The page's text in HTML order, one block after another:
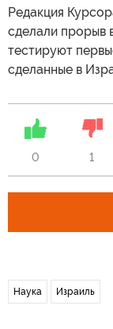
Редакция
сделали прорыв
тестируют
сделанные в
0 1
Наука Израиль